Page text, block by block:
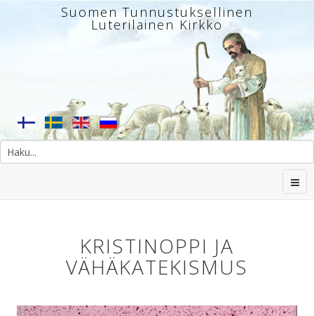
Suomen Tunnustuksellinen
Luterilainen Kirkko
KRISTINOPPI JA
VÄHÄKATEKISMUS